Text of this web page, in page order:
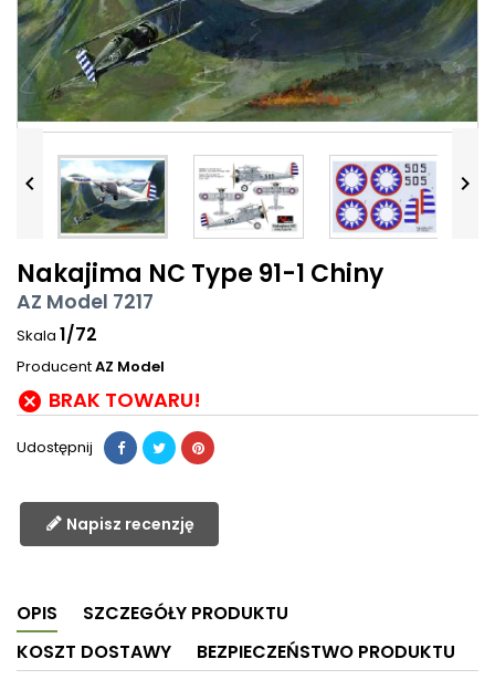
 
Nakajima NC Type 91-1 Chiny
AZ Model 7217
Skala 1/72
ProducentAZ Model
 BRAK TOWARU!
Udostępnij
Napisz recenzję
OPIS
SZCZEGÓŁY PRODUKTU
KOSZT DOSTAWY
BEZPIECZEŃSTWO PRODUKTU